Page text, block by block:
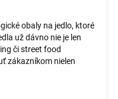
obaly na jedlo, ktoré
už dávno nie je len
či street food
zákazníkom nielen